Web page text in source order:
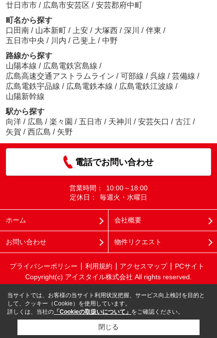
廿日市市 / 広島市安芸区 / 安芸郡府中町
町名から探す
口田南 / 山本新町 / 上安 / 大塚西 / 深川 / 伴東 /
五日市中央 / 川内 / 己斐上 / 中野
路線から探す
山陽本線 / 広島電鉄宮島線 /
広島高速交通アストラムライン / 可部線 / 呉線 / 芸備線 /
広島電鉄宇品線 / 広島電鉄本線 / 広島電鉄江波線 /
山陽新幹線
駅から探す
向洋 / 広島 / 楽々園 / 五日市 / 天神川 / 安芸矢口 / 古江 /
矢賀 / 西広島 / 矢野
電話でお問い合わせ
営業時間：
10:00～18:00
定休日：
毎週火・水曜日
ホーム 会社概要
お問い合わせ 物件リクエスト
プライバシーポリシー 利用規約 アクセスマップ
PCサイト
Copyright(c) アイスタイル株式会社 All rights reserved.
当サイトでは、お客様の当サイト利用状況把握、サービス向上検討を目的と
して、クッキー（Cookie）を使用しています。
詳しくは、当社の 「Cookieの取扱いについて」 をご確認ください。
閉じる